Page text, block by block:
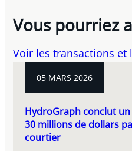
Vous pourriez
Voir les transactions et
05 MARS 2026
HydroGraph conclut
30 millions de dollars
courtier